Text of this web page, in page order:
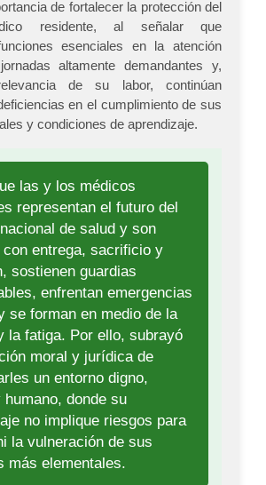
de fortalecer la protección del
residente, al señalar que
esenciales en la atención
altamente demandantes y,
de su labor, continúan
en el cumplimiento de sus
y condiciones de aprendizaje.
las y los médicos
representan el futuro del
de salud y son
con entrega, sacrificio y
sostienen guardias
enfrentan emergencias
se forman en medio de la
la fatiga. Por ello, subrayó
moral y jurídica de
un entorno digno,
humano, donde su
no implique riesgos para
la vulneración de sus
más elementales.